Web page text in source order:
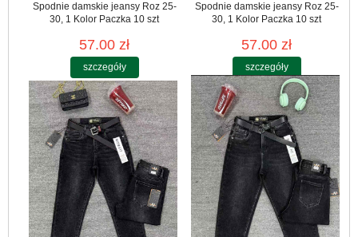
Spodnie damskie jeansy Roz 25-
30, 1 Kolor Paczka 10 szt
57.00 zł
szczegóły
Spodnie damskie jeansy Roz 25-
30, 1 Kolor Paczka 10 szt
57.00 zł
szczegóły